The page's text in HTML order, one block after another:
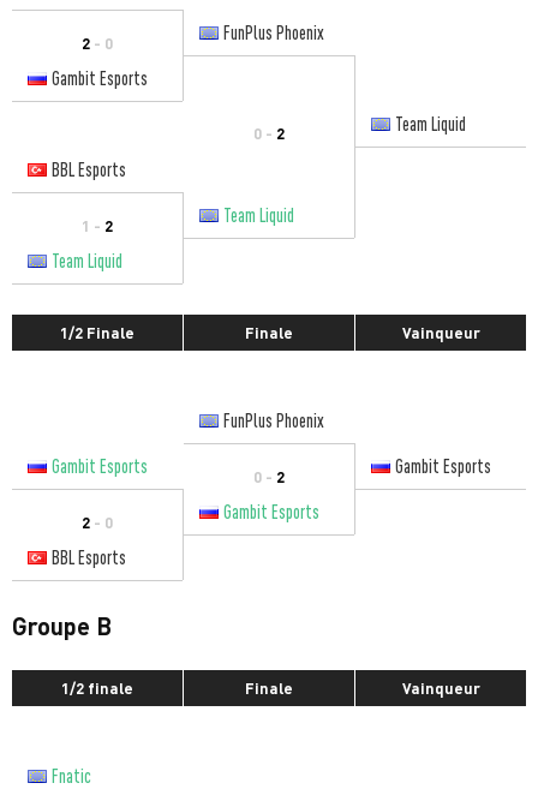
2 - 0
FunPlus Phoenix
Gambit Esports
0 - 2
Team Liquid
BBL Esports
1 - 2
Team Liquid
Team Liquid
1/2 Finale Finale Vainqueur
FunPlus Phoenix
Gambit Esports
0 - 2 Gambit Esports
2 - 0
Gambit Esports
BBL Esports
Groupe B
1/2 finale Finale Vainqueur
Fnatic